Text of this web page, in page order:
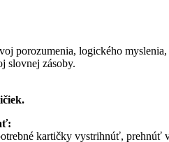
porozumenia, logického
slovnej zásoby.
kartičky vystrihnúť, prehnúť